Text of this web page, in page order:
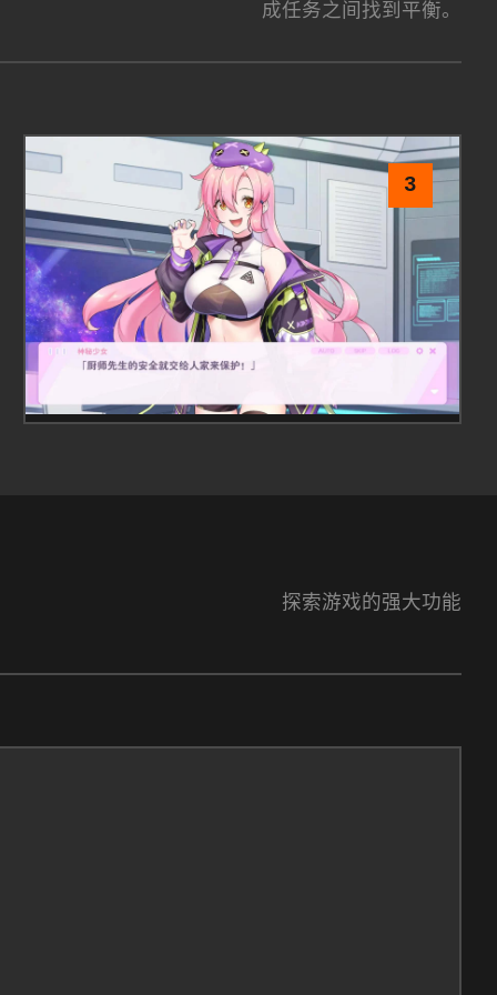
成任务之间找到平衡。
3
探索游戏的强大功能